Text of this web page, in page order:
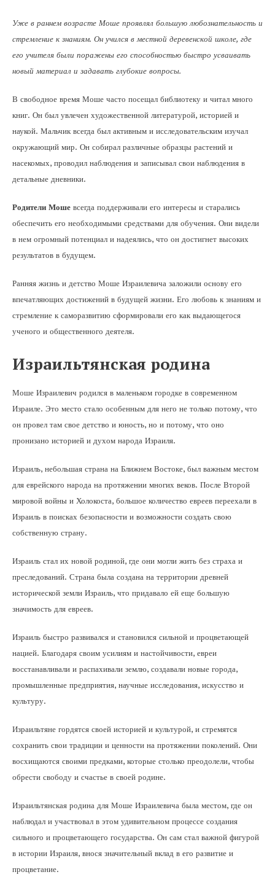
Уже в раннем возрасте Моше проявлял большую любознательность и
стремление к знаниям. Он учился в местной деревенской школе, где
его учителя были поражены его способностью быстро усваивать
новый материал и задавать глубокие вопросы.
В свободное время Моше часто посещал библиотеку и читал много
книг. Он был увлечен художественной литературой, историей и
наукой. Мальчик всегда был активным и исследовательским изучал
окружающий мир. Он собирал различные образцы растений и
насекомых, проводил наблюдения и записывал свои наблюдения в
детальные дневники.
Родители Моше всегда поддерживали его интересы и старались
обеспечить его необходимыми средствами для обучения. Они видели
в нем огромный потенциал и надеялись, что он достигнет высоких
результатов в будущем.
Ранняя жизнь и детство Моше Израилевича заложили основу его
впечатляющих достижений в будущей жизни. Его любовь к знаниям и
стремление к саморазвитию сформировали его как выдающегося
ученого и общественного деятеля.
Израильтянская родина
Моше Израилевич родился в маленьком городке в современном
Израиле. Это место стало особенным для него не только потому, что
он провел там свое детство и юность, но и потому, что оно
пронизано историей и духом народа Израиля.
Израиль, небольшая страна на Ближнем Востоке, был важным местом
для еврейского народа на протяжении многих веков. После Второй
мировой войны и Холокоста, большое количество евреев переехали в
Израиль в поисках безопасности и возможности создать свою
собственную страну.
Израиль стал их новой родиной, где они могли жить без страха и
преследований. Страна была создана на территории древней
исторической земли Израиль, что придавало ей еще большую
значимость для евреев.
Израиль быстро развивался и становился сильной и процветающей
нацией. Благодаря своим усилиям и настойчивости, евреи
восстанавливали и распахивали землю, создавали новые города,
промышленные предприятия, научные исследования, искусство и
культуру.
Израильтяне гордятся своей историей и культурой, и стремятся
сохранить свои традиции и ценности на протяжении поколений. Они
восхищаются своими предками, которые столько преодолели, чтобы
обрести свободу и счастье в своей родине.
Израильтянская родина для Моше Израилевича была местом, где он
наблюдал и участвовал в этом удивительном процессе создания
сильного и процветающего государства. Он сам стал важной фигурой
в истории Израиля, внося значительный вклад в его развитие и
процветание.